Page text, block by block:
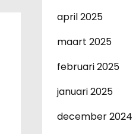
april 2025
maart 2025
februari 2025
januari 2025
december 2024